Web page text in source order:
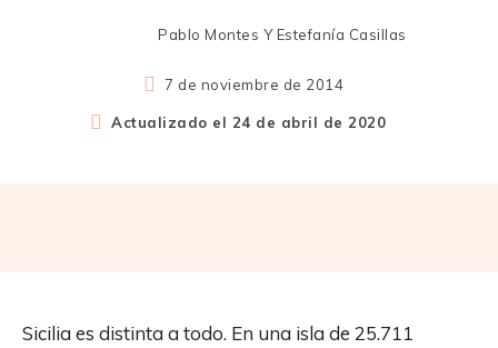
Pablo Montes Y Estefanía Casillas
7 de noviembre de 2014
Actualizado el 24 de abril de 2020
Sicilia es distinta a todo. En una isla de 25.711